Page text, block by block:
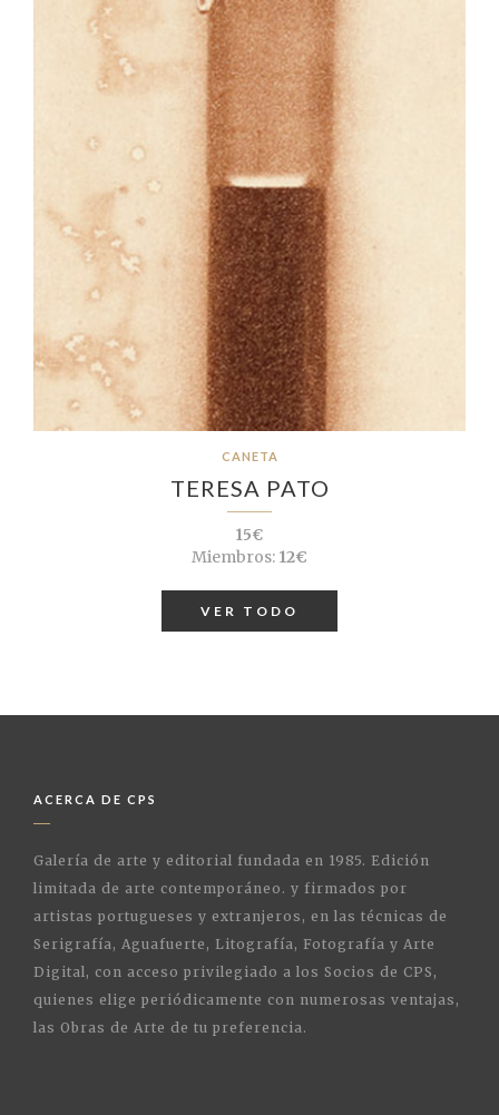
CANETA
TERESA PATO
15€
Miembros: 12€
VER TODO
ACERCA DE CPS
Galería de arte y editorial fundada en 1985. Edición
limitada de arte contemporáneo. y firmados por
artistas portugueses y extranjeros, en las técnicas de
Serigrafía, Aguafuerte, Litografía, Fotografía y Arte
Digital, con acceso privilegiado a los Socios de CPS,
quienes elige periódicamente con numerosas ventajas,
las Obras de Arte de tu preferencia.